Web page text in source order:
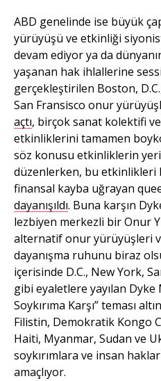
ABD genelinde ise büyük
yürüyüşü ve etkinliği
devam ediyor ya da
yaşanan hak ihlallerine
gerçekleştirilen Boston,
San Fransisco onur
açtı, birçok sanat kolektifi
etkinliklerini tamamen
söz konusu etkinliklerin
düzenlerken, bu
finansal kayba uğrayan
dayanışıldı. Buna karşın
lezbiyen merkezli bir Onur
alternatif onur yürüyüşleri
dayanışma ruhunu biraz
içerisinde D.C., New York,
gibi eyaletlere yayılan Dyke
Soykırıma Karşı” teması
Filistin, Demokratik Kongo
Haiti, Myanmar, Sudan ve
soykırımlara ve insan
amaçlıyor.